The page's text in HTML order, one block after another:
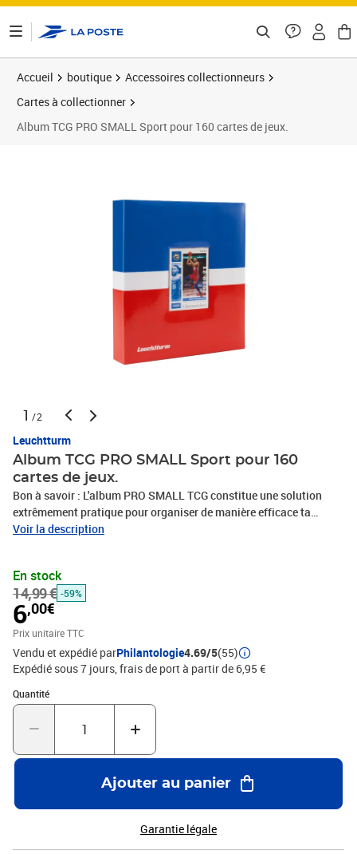
Accueil boutique
Accessoires collectionneurs
Cartes à collectionner
Album TCG PRO SMALL Sport pour 160 cartes de jeux.
1 /2
Leuchtturm
Album TCG PRO SMALL Sport pour 160
cartes de jeux.
Bon à savoir : L'album PRO SMALL TCG constitue une solution
extrêmement pratique pour organiser de manière efficace ta
collection et la présenter de manière attrayante. Il comprend, par
cartes peuvent ainsi être rangées de manière claire et ordonnée.
Grâce à ses dimensions compactes de 200 x 225 x 30 mm, l'album
PRO SMALL TCG est facile à transporter et t'offre la possibilité de
l'emmener partout ou de l'exposer de manière attrayante parmi ta
collection. Couverture en couleurs bleu et rouge vifs avec une
bande blanche. Les couleurs de la couverture rappellent celles de
plusieurs ligues sportives, l'album est donc parfaitement adapté
pour le rangement d'objets de collections différentes.
Voir la description
En stock
14,99 € -59%
6,00€
Prix unitaire TTC
Vendu et expédié parPhilantologie4.69/5(55)
Expédié sous 7 jours, frais de port à partir de 6,95 €
Quantité
Quantité : 1
Ajouter au panier
Garantie légale